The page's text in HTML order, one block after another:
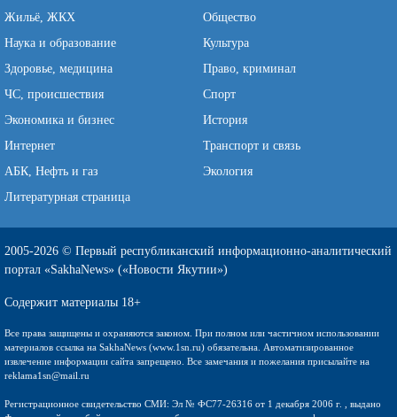
Жильё, ЖКХ
Общество
Наука и образование
Культура
Здоровье, медицина
Право, криминал
ЧС, происшествия
Спорт
Экономика и бизнес
История
Интернет
Транспорт и связь
АБК, Нефть и газ
Экология
Литературная страница
2005-2026 © Первый республиканский информационно-аналитический
портал «SakhaNews» («Новости Якутии»)
Содержит материалы 18+
Все права защищены и охраняются законом. При полном или частичном использовании
материалов ссылка на SakhaNews (www.1sn.ru) обязательна. Автоматизированное
извлечение информации сайта запрещено. Все замечания и пожелания присылайте на
reklama1sn@mail.ru
Регистрационное свидетельство СМИ: Эл № ФС77-26316 от 1 декабря 2006 г. , выдано